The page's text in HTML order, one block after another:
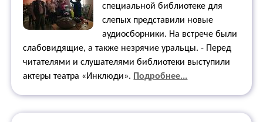
специальной библиотеке для
слепых представили новые
аудиосборники. На встрече были
слабовидящие, а также незрячие уральцы. - Перед
читателями и слушателями библиотеки выступили
актеры театра «Инклюди». Подробнее...